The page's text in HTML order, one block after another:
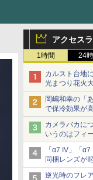
アクセス
1時間 24
カルスト台地
光まつり花火大
岡嶋和幸の「
で保冷効果が
Watch
カメラバカに
いうのはフィ
「α7 IV」「
同梱レンズがII
逆光時のフレ